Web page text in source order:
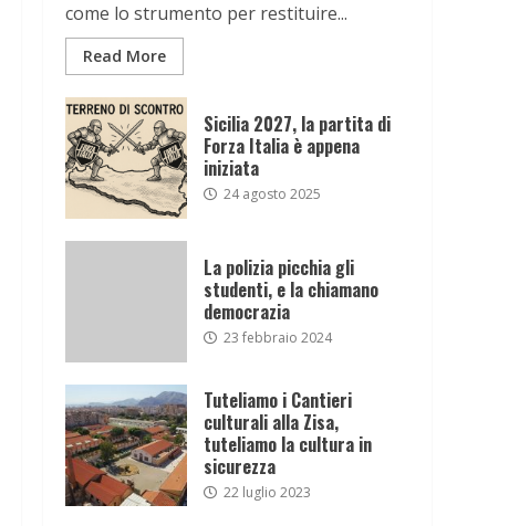
come lo strumento per restituire...
Read More
Sicilia 2027, la partita di
Forza Italia è appena
iniziata
24 agosto 2025
La polizia picchia gli
studenti, e la chiamano
democrazia
23 febbraio 2024
Tuteliamo i Cantieri
culturali alla Zisa,
tuteliamo la cultura in
sicurezza
22 luglio 2023